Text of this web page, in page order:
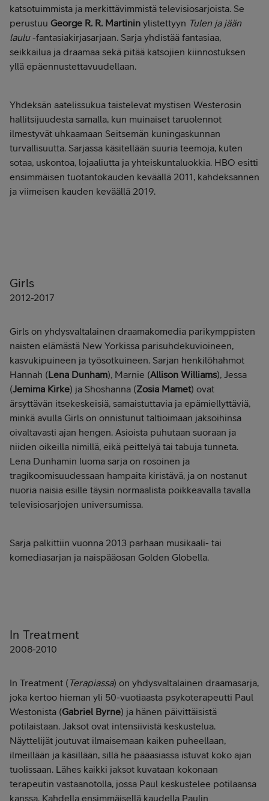
katsotuimmista ja merkittävimmistä televisiosarjoista. Se
perustuu George R. R. Martinin ylistettyyn Tulen ja jään
laulu-fantasiakirjasarjaan. Sarja yhdistää fantasiaa,
seikkailua ja draamaa sekä pitää katsojien kiinnostuksen
yllä epäennustettavuudellaan.
Yhdeksän aatelissukua taistelevat mystisen Westerosin
hallitsijuudesta samalla, kun muinaiset taruolennot
ilmestyvät uhkaamaan Seitsemän kuningaskunnan
turvallisuutta. Sarjassa käsitellään suuria teemoja, kuten
sotaa, uskontoa, lojaaliutta ja yhteiskuntaluokkia. HBO esitti
ensimmäisen tuotantokauden keväällä 2011, kahdeksannen
ja viimeisen kauden keväällä 2019.
Girls
2012-2017
Girls on yhdysvaltalainen draamakomedia parikymppisten
naisten elämästä New Yorkissa parisuhdekuvioineen,
kasvukipuineen ja työsotkuineen. Sarjan henkilöhahmot
Hannah (Lena Dunham), Marnie (Allison Williams), Jessa
(Jemima Kirke) ja Shoshanna (Zosia Mamet) ovat
ärsyttävän itsekeskeisiä, samaistuttavia ja epämiellyttäviä,
minkä avulla Girls on onnistunut taltioimaan jaksoihinsa
oivaltavasti ajan hengen. Asioista puhutaan suoraan ja
niiden oikeilla nimillä, eikä peittelyä tai tabuja tunneta.
Lena Dunhamin luoma sarja on rosoinen ja
tragikoomisuudessaan hampaita kiristävä, ja on nostanut
nuoria naisia esille täysin normaalista poikkeavalla tavalla
televisiosarjojen universumissa.
Sarja palkittiin vuonna 2013 parhaan musikaali- tai
komediasarjan ja naispääosan Golden Globella.
In Treatment
2008-2010
In Treatment (Terapiassa) on yhdysvaltalainen draamasarja,
joka kertoo hieman yli 50-vuotiaasta psykoterapeutti Paul
Westonista (Gabriel Byrne) ja hänen päivittäisistä
potilaistaan. Jaksot ovat intensiivistä keskustelua.
Näyttelijät joutuvat ilmaisemaan kaiken puheellaan,
ilmeillään ja käsillään, sillä he pääasiassa istuvat koko ajan
tuolissaan. Lähes kaikki jaksot kuvataan kokonaan
terapeutin vastaanotolla, jossa Paul keskustelee potilaansa
kanssa. Kahdella ensimmäisellä kaudella Paulin